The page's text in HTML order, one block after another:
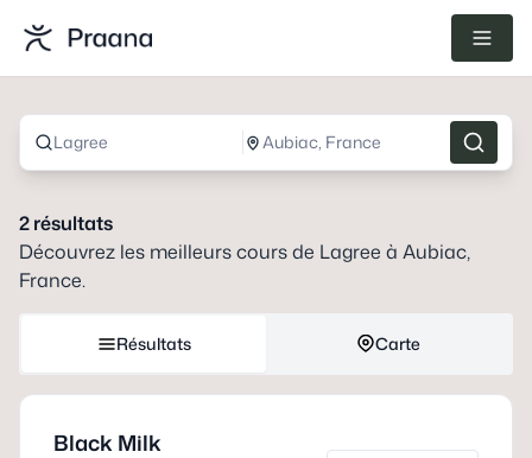
Lagree Aubiac, France
2résultats
Découvrez les meilleurs cours de Lagree à Aubiac,
France.
Résultats Carte
Black Milk